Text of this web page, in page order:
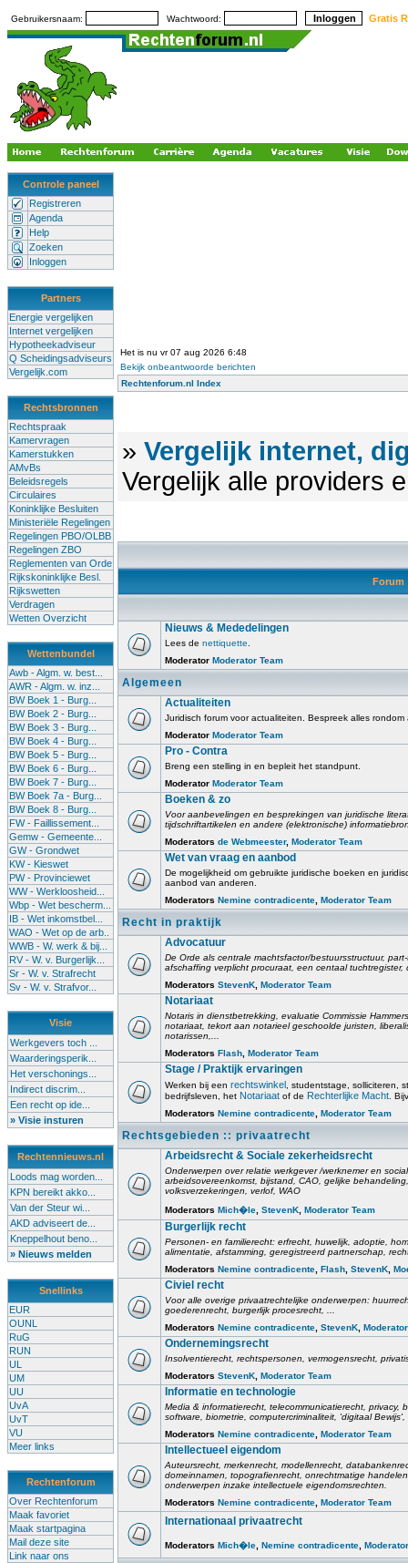
Gebruikersnaam: Wachtwoord: Gratis
Controle paneel
Registreren
Agenda
Help
Zoeken
Inloggen
Partners
Energie vergelijken
Internet vergelijken
Hypotheekadviseur
Q Scheidingsadviseurs
Vergelijk.com
Rechtsbronnen
Rechtspraak
Kamervragen
Kamerstukken
AMvBs
Beleidsregels
Circulaires
Koninklijke Besluiten
Ministeriële Regelingen
Regelingen PBO/OLBB
Regelingen ZBO
Reglementen van Orde
Rijkskoninklijke Besl.
Rijkswetten
Verdragen
Wetten Overzicht
Wettenbundel
Awb - Algm. w. best...
AWR - Algm. w. inz...
BW Boek 1 - Burg...
BW Boek 2 - Burg...
BW Boek 3 - Burg...
BW Boek 4 - Burg...
BW Boek 5 - Burg...
BW Boek 6 - Burg...
BW Boek 7 - Burg...
BW Boek 7a - Burg...
BW Boek 8 - Burg...
FW - Faillissement...
Gemw - Gemeente...
GW - Grondwet
KW - Kieswet
PW - Provinciewet
WW - Werkloosheid...
Wbp - Wet bescherm...
IB - Wet inkomstbel...
WAO - Wet op de arb..
WWB - W. werk & bij...
RV - W. v. Burgerlijk...
Sr - W. v. Strafrecht
Sv - W. v. Strafvor...
Visie
Werkgevers toch ...
Waarderingsperik...
Het verschonings...
Indirect discrim...
Een recht op ide...
» Visie insturen
Rechtennieuws.nl
Loods mag worden...
KPN bereikt akko...
Van der Steur wi...
AKD adviseert de...
Kneppelhout beno...
» Nieuws melden
Snellinks
EUR
OUNL
RuG
RUN
UL
UM
UU
UvA
UvT
VU
Meer links
Rechtenforum
Over Rechtenforum
Maak favoriet
Maak startpagina
Mail deze site
Link naar ons
Het is nu vr 07 aug 2026 6:48
Bekijk onbeantwoorde berichten
Rechtenforum.nl Index
» Vergelijk internet,
Vergelijk alle providers
Forum
Nieuws & Mededelingen
Lees de nettiquette
Moderator Moderator Team
Algemeen
Actualiteiten
Juridisch forum voor actualiteiten. Bespreek alles
Moderator Moderator Team
Pro - Contra
Breng een stelling in en bepleit het standpunt.
Moderator Moderator Team
Boeken & zo
Voor aanbevelingen en besprekingen van juridische
tijdschriftartikelen en andere (elektronische)
Moderators de Webmeester, Moderator Team
Wet van vraag en aanbod
De mogelijkheid om gebruikte juridische boeken en
aanbod van anderen.
Moderators Nemine contradicente Moderator Team
Recht in praktijk
Advocatuur
De Orde als centrale machtsfactor/bestuursstructuur,
afschaffing verplicht procuraat, een centaal
Moderators StevenK Moderator Team
Notariaat
Notaris in dienstbetrekking, evaluatie Commissie
notariaat, tekort aan notarieel geschoolde juristen,
notarissen,...
Moderators Flash Moderator Team
Stage / Praktijk ervaringen
Werken bij een rechtswinkel , studentstage, solliciteren,
bedrijfsleven, het Notariaat of de Rechterlijke Macht .
Moderators Nemine contradicente Moderator Team
Rechtsgebieden :: privaatrecht
Arbeidsrecht & Sociale zekerheidsrecht
Onderwerpen over relatie werkgever /werknemer en
arbeidsovereenkomst, bijstand, CAO, gelijke
volksverzekeringen, verlof, WAO
Moderators Mich�le StevenK Moderator Team
Burgerlijk recht
Personen- en familierecht: erfrecht, huwelijk, adoptie,
alimentatie, afstamming, geregistreerd partnerschap,
Moderators Nemine contradicente Flash StevenK
Civiel recht
Voor alle overige privaatrechtelijke onderwerpen:
goederenrecht, burgerlijk procesrecht, ...
Moderators Nemine contradicente StevenK
Ondernemingsrecht
Insolventierecht, rechtspersonen, vermogensrecht,
Moderators StevenK Moderator Team
Informatie en technologie
Media & informatierecht, telecommunicatierecht,
software, biometrie, computercriminaliteit, 'digitaal
Moderators Nemine contradicente Moderator Team
Intellectueel eigendom
Auteursrecht, merkenrecht, modellenrecht,
domeinnamen, topografienrecht, onrechtmatige
onderwerpen inzake intellectuele eigendomsrechten.
Moderators Nemine contradicente Moderator Team
Internationaal privaatrecht
Moderators Mich�le Nemine contradicente